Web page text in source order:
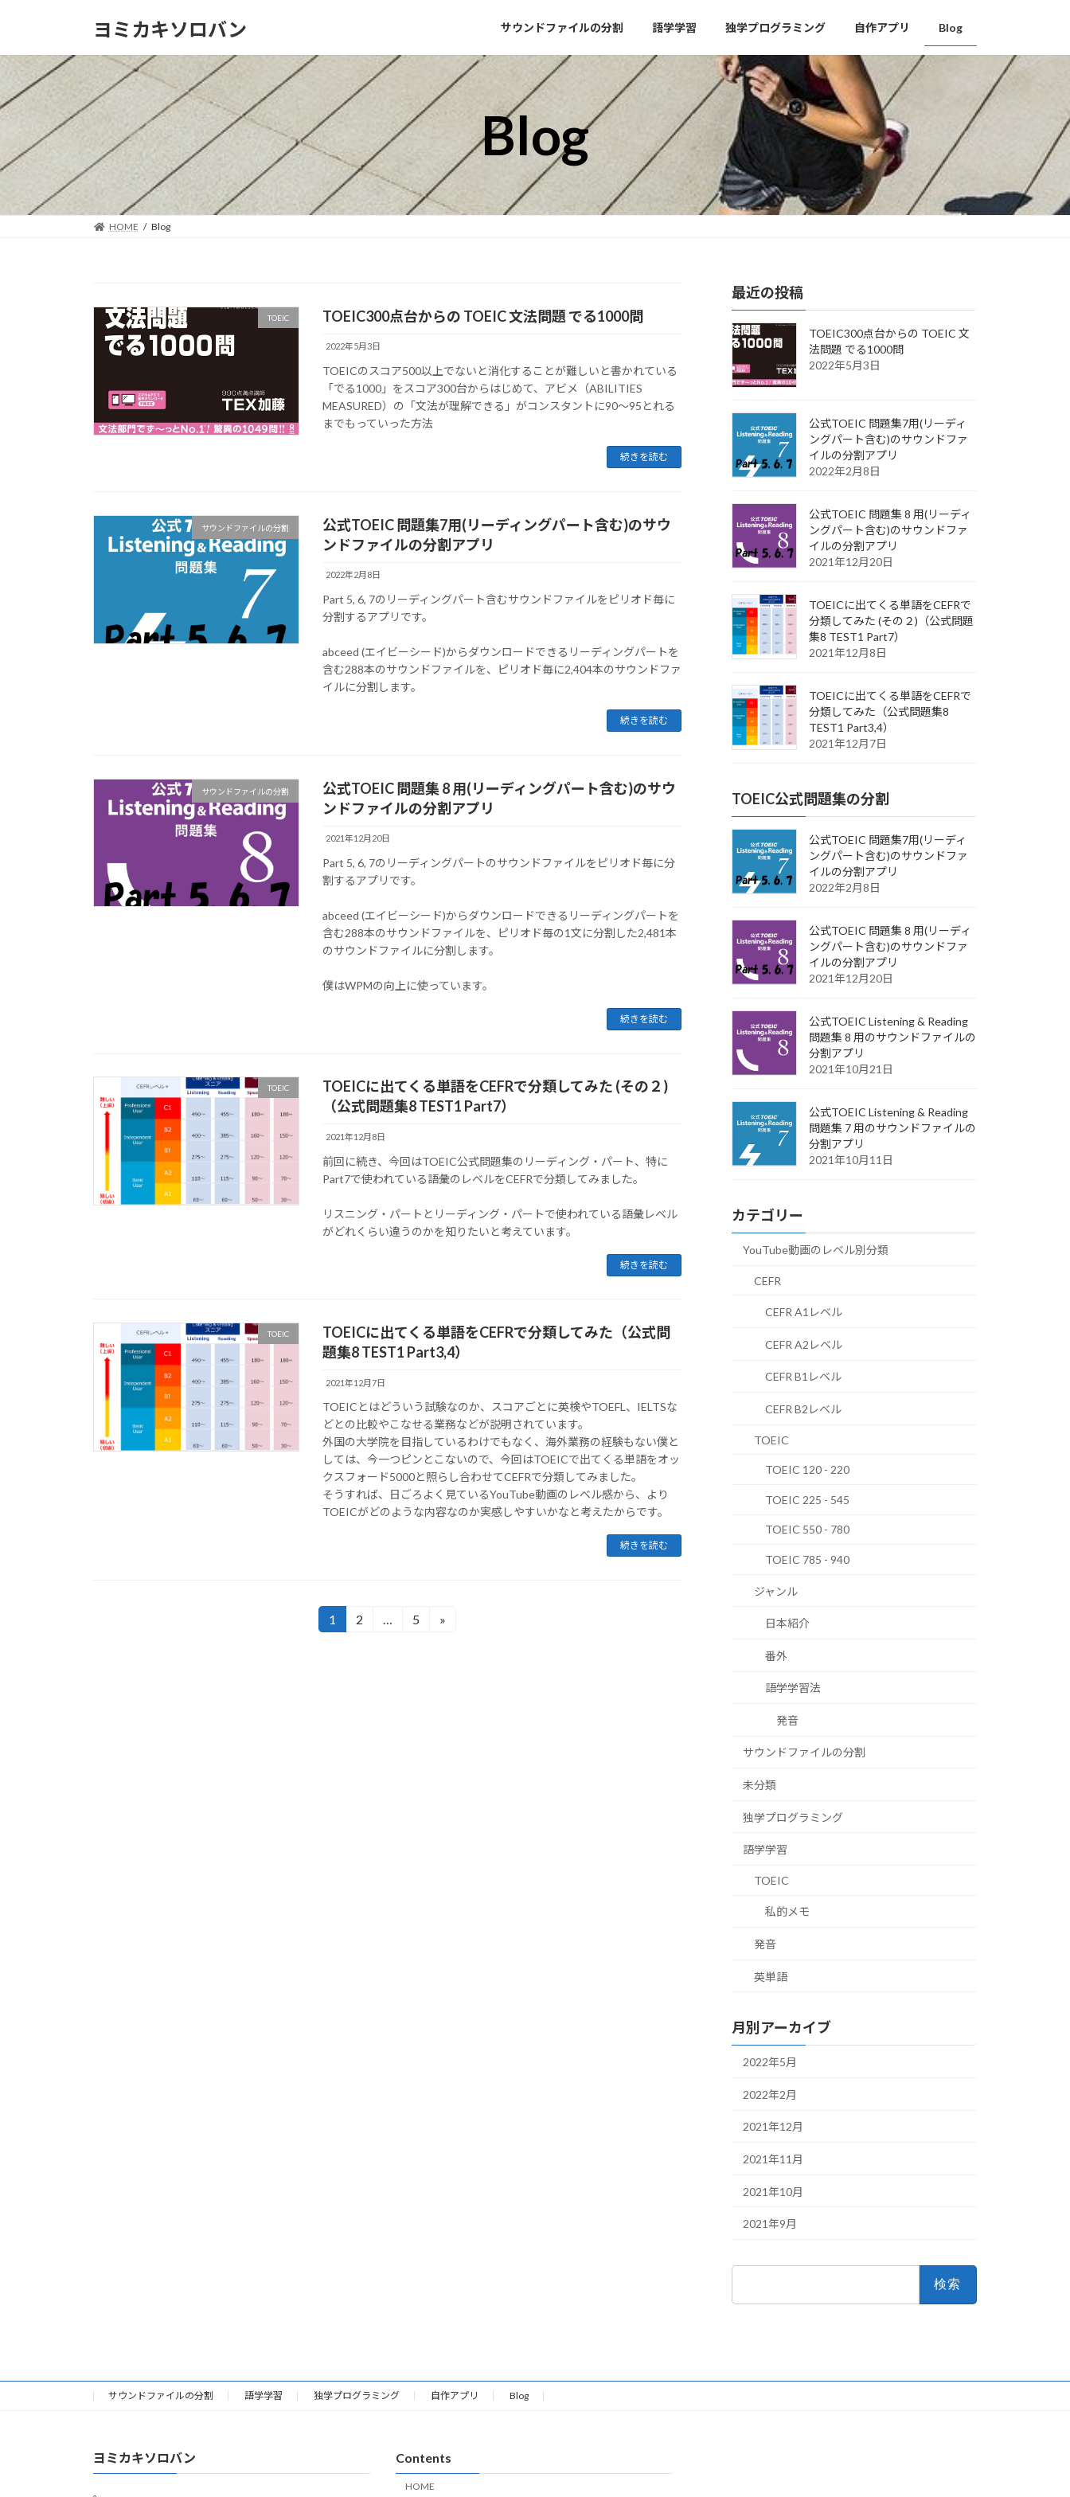
ン
へ
ッ
ー
ョ
移
ヨミカキソロバン サウンドファイルの分割 語学学習 独学プログラミング 自作アプリ Blog
Blog
HOME Blog
TOEIC TOEIC300点台からの TOEIC 文法問題 でる1000問
2022年5月3日
TOEICのスコア500以上でないと消化することが難しいと書かれている
「でる1000」をスコア300台からはじめて、アビメ（ABILITIES
MEASURED）の「文法が理解できる」がコンスタントに90～95とれる
までもっていった方法
続きを読む
サウンドファイルの分割
公式TOEIC 問題集7用(リーディングパート含む)のサウ
ンドファイルの分割アプリ
2022年2月8日
Part 5, 6, 7のリーディングパート含むサウンドファイルをピリオド毎に
分割するアプリです。
abceed (エイビーシード)からダウンロードできるリーディングパートを
含む288本のサウンドファイルを、ピリオド毎に2,404本のサウンドファ
イルに分割します。
続きを読む
サウンドファイルの分割
公式TOEIC 問題集 8 用(リーディングパート含む)のサウ
ンドファイルの分割アプリ
2021年12月20日
Part 5, 6, 7のリーディングパートのサウンドファイルをピリオド毎に分
割するアプリです。
abceed (エイビーシード)からダウンロードできるリーディングパートを
含む288本のサウンドファイルを、ピリオド毎の1文に分割した2,481本
のサウンドファイルに分割します。
僕はWPMの向上に使っています。
続きを読む
TOEIC
TOEICに出てくる単語をCEFRで分類してみた (その２)
（公式問題集8 TEST1 Part7）
2021年12月8日
前回に続き、今回はTOEIC公式問題集のリーディング・パート、特に
Part7で使われている語彙のレベルをCEFRで分類してみました。
リスニング・パートとリーディング・パートで使われている語彙レベル
がどれくらい違うのかを知りたいと考えています。
続きを読む
TOEIC
TOEICに出てくる単語をCEFRで分類してみた（公式問
題集8 TEST1 Part3,4）
2021年12月7日
TOEICとはどういう試験なのか、スコアごとに英検やTOEFL、IELTSな
どとの比較やこなせる業務などが説明されています。
外国の大学院を目指しているわけでもなく、海外業務の経験もない僕と
しては、今一つピンとこないので、今回はTOEICで出てくる単語をオッ
クスフォード5000と照らし合わせてCEFRで分類してみました。
そうすれば、日ごろよく見ているYouTube動画のレベル感から、より
TOEICがどのような内容なのか実感しやすいかなと考えたからです。
続きを読む
固
1
固
2 …
固
5 »
最近の投稿
TOEIC300点台からの TOEIC 文
法問題 でる1000問
2022年5月3日
公式TOEIC 問題集7用(リーディ
ングパート含む)のサウンドファ
イルの分割アプリ
2022年2月8日
公式TOEIC 問題集 8 用(リーディ
ングパート含む)のサウンドファ
イルの分割アプリ
2021年12月20日
TOEICに出てくる単語をCEFRで
分類してみた (その２)（公式問題
集8 TEST1 Part7）
2021年12月8日
TOEICに出てくる単語をCEFRで
分類してみた（公式問題集8
TEST1 Part3,4）
2021年12月7日
TOEIC公式問題集の分割
公式TOEIC 問題集7用(リーディ
ングパート含む)のサウンドファ
イルの分割アプリ
2022年2月8日
公式TOEIC 問題集 8 用(リーディ
ングパート含む)のサウンドファ
イルの分割アプリ
2021年12月20日
公式TOEIC Listening & Reading
問題集 8 用のサウンドファイルの
分割アプリ
2021年10月21日
公式TOEIC Listening & Reading
問題集 7 用のサウンドファイルの
分割アプリ
2021年10月11日
カテゴリー
YouTube動画のレベル別分類
CEFR
CEFR A1レベル
CEFR A2レベル
CEFR B1レベル
CEFR B2レベル
TOEIC
TOEIC 120 - 220
TOEIC 225 - 545
TOEIC 550 - 780
TOEIC 785 - 940
ジャンル
日本紹介
番外
語学学習法
発音
サウンドファイルの分割
未分類
独学プログラミング
語学学習
TOEIC
私的メモ
発音
英単語
月別アーカイブ
2022年5月
2022年2月
2021年12月
2021年11月
2021年10月
2021年9月
サウンドファイルの分割 語学学習 独学プログラミング 自作アプリ Blog
ヨミカキソロバン
。
Contents
HOME